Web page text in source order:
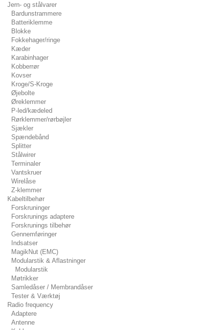
Jern- og stålvarer
Bardunstrammere
Batteriklemme
Blokke
Fokkehager/ringe
Kæder
Karabinhager
Kobberrør
Kovser
Kroge/S-Kroge
Øjebolte
Øreklemmer
P-led/kædeled
Rørklemmer/rørbøjler
Sjækler
Spændebånd
Splitter
Stålwirer
Terminaler
Vantskruer
Wirelåse
Z-klemmer
Kabeltilbehør
Forskruninger
Forskrunings adaptere
Forskrunings tilbehør
Gennemføringer
Indsatser
MagikNut (EMC)
Modularstik & Aflastninger
Modularstik
Møtrikker
Samledåser / Membrandåser
Tester & Værktøj
Radio frequency
Adaptere
Antenne